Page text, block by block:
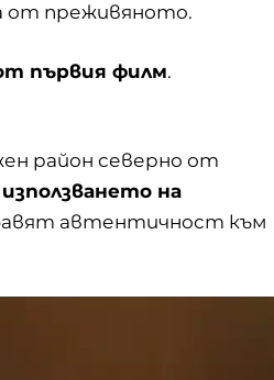
от преживяното.
първия филм.
район северно от
използването на
автентичност към